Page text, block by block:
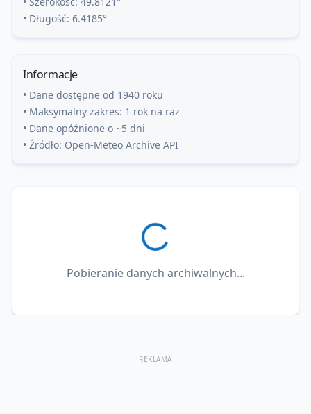
• Długość: 6.4185°
Informacje
• Dane dostępne od 1940 roku
• Maksymalny zakres: 1 rok na raz
• Dane opóźnione o ~5 dni
• Źródło: Open-Meteo Archive API
Pobieranie danych archiwalnych...
REKLAMA